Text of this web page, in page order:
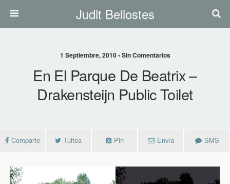
Judit Bellostes
1 Septiembre, 2010 • Sin Comentarios
En El Parque De Beatrix –
Drakensteijn Public Toilet
Comparte Tuitea Pin Envía SMS